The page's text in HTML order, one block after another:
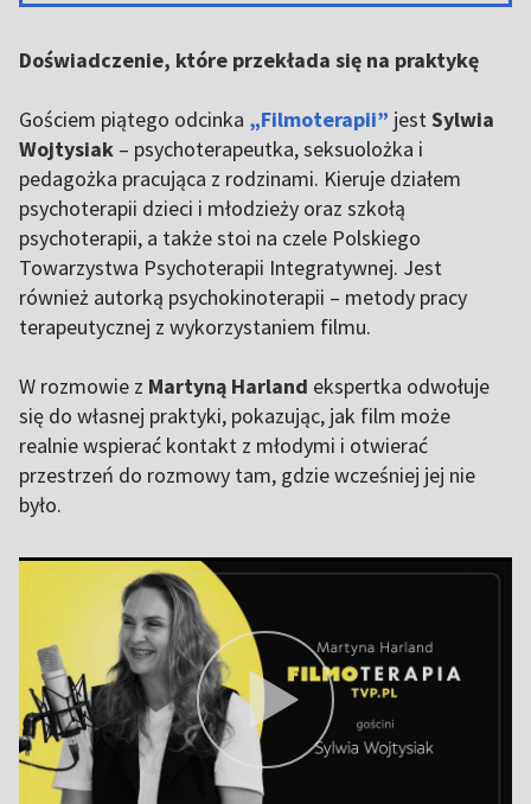
Doświadczenie, które przekłada się na praktykę
Gościem piątego odcinka „Filmoterapii” jestSylwia
Wojtysiak – psychoterapeutka, seksuolożka i
pedagożka pracująca z rodzinami. Kieruje działem
psychoterapii dzieci i młodzieży oraz szkołą
psychoterapii, a także stoi na czele Polskiego
Towarzystwa Psychoterapii Integratywnej. Jest
również autorką psychokinoterapii – metody pracy
terapeutycznej z wykorzystaniem filmu.
W rozmowie z Martyną Harland ekspertka odwołuje
się do własnej praktyki, pokazując, jak film może
realnie wspierać kontakt z młodymi i otwierać
przestrzeń do rozmowy tam, gdzie wcześniej jej nie
było.